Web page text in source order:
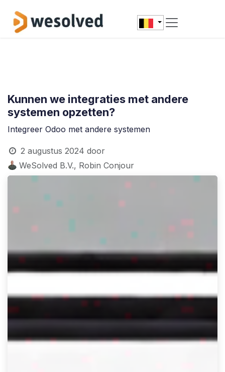
Kunnen we integraties met andere
systemen opzetten?
Integreer Odoo met andere systemen
2 augustus 2024 door
WeSolved B.V., Robin Conjour